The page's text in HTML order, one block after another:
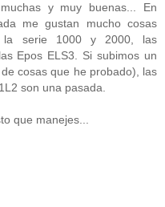
y muy buenas... En
me gustan mucho cosas
la serie 1000 y 2000, las
Epos ELS3. Si subimos un
cosas que he probado), las
son una pasada.
que manejes...